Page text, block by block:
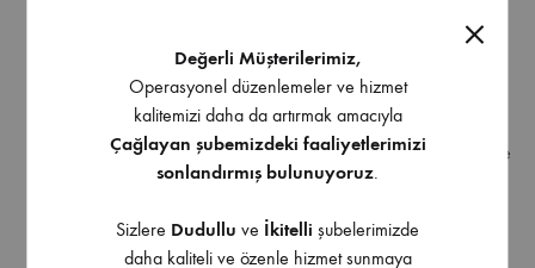
Taşıma kapasitesi max 50 kg dır.
Gövde uzunluğu, modül yüksekliğine uygun
ayarlanabilir.
Gövde, bağlantı elemanları ile modül kapağına monte
Kapak, bağlantı elemanı ile kapak gönye ayarı 2
eksende yapılabilir.
Değerli Müşterilerimiz,
Operasyonel düzenlemeler ve hizmet
kalitemizi daha da artırmak amacıyla
Çağlayan şubemizdeki faaliyetlerimizi
sonlandırmış bulunuyoruz
Sizlere Dudullu ve İkitelli şubelerimizde
daha kaliteli ve özenle hizmet sunmaya